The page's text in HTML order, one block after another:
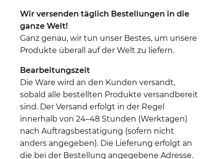
Wir versenden täglich Bestellungen in die
ganze Welt!
Ganz genau, wir tun unser Bestes, um unsere
Produkte überall auf der Welt zu liefern.
Bearbeitungszeit
Die Ware wird an den Kunden versandt,
sobald alle bestellten Produkte versandbereit
sind. Der Versand erfolgt in der Regel
innerhalb von 24–48 Stunden (Werktagen)
nach Auftragsbestätigung (sofern nicht
anders angegeben). Die Lieferung erfolgt an
die bei der Bestellung angegebene Adresse.